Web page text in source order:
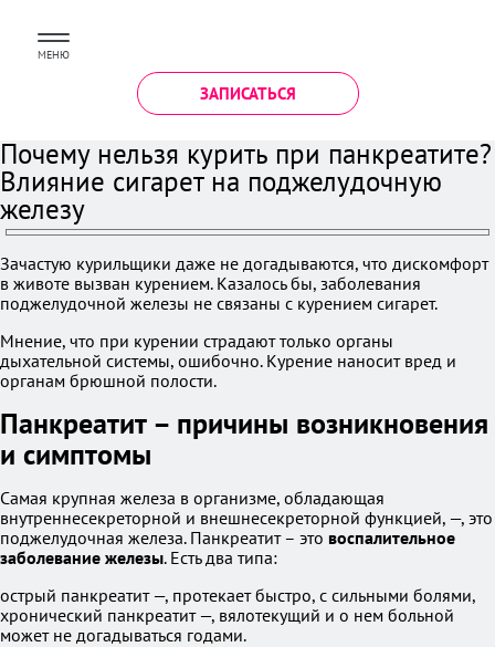
МЕНЮ
ЗАПИСАТЬСЯ
Почему нельзя курить при панкреатите?
Влияние сигарет на поджелудочную
железу
Зачастую курильщики даже не догадываются, что дискомфорт
в животе вызван курением. Казалось бы, заболевания
поджелудочной железы не связаны с курением сигарет.
Мнение, что при курении страдают только органы
дыхательной системы, ошибочно. Курение наносит вред и
органам брюшной полости.
Панкреатит – причины возникновения
и симптомы
Самая крупная железа в организме, обладающая
внутреннесекреторной и внешнесекреторной функцией, —, это
поджелудочная железа. Панкреатит – это воспалительное
заболевание железы. Есть два типа:
острый панкреатит —, протекает быстро, с сильными болями,
хронический панкреатит —, вялотекущий и о нем больной
может не догадываться годами.